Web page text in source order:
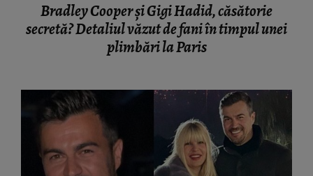
Bradley Cooper și Gigi Hadid, căsătorie
secretă? Detaliul văzut de fani în timpul unei
plimbări la Paris